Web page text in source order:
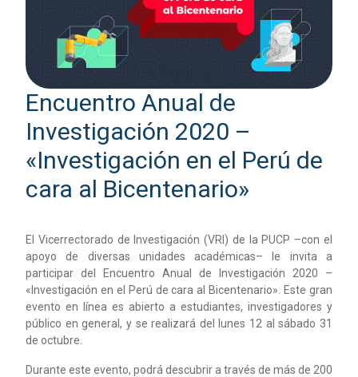
Encuentro Anual de
Investigación 2020 –
«Investigación en el Perú de
cara al Bicentenario»
El Vicerrectorado de Investigación (VRI) de la PUCP –con el
apoyo de diversas unidades académicas– le invita a
participar del Encuentro Anual de Investigación 2020 –
«Investigación en el Perú de cara al Bicentenario». Este gran
evento en línea es abierto a estudiantes, investigadores y
público en general, y se realizará del lunes 12 al sábado 31
de octubre.
Durante este evento, podrá descubrir a través de más de 200